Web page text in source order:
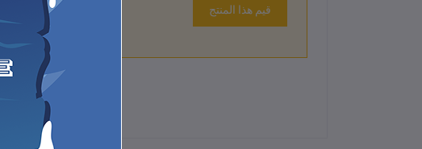
قيم هذا المنتج